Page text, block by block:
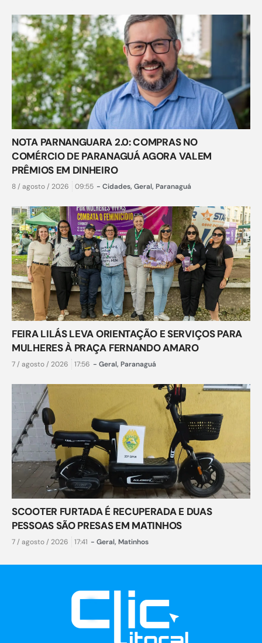
NOTA PARNANGUARA 2.0: COMPRAS NO
COMÉRCIO DE PARANAGUÁ AGORA VALEM
PRÊMIOS EM DINHEIRO
8 / agosto / 2026 09:55 - Cidades, Geral, Paranaguá
FEIRA LILÁS LEVA ORIENTAÇÃO E SERVIÇOS PARA
MULHERES À PRAÇA FERNANDO AMARO
7 / agosto / 2026 17:56 - Geral, Paranaguá
SCOOTER FURTADA É RECUPERADA E DUAS
PESSOAS SÃO PRESAS EM MATINHOS
7 / agosto / 2026 17:41 - Geral, Matinhos